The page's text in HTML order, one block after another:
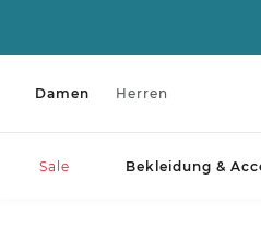
Damen Herren
Sale Bekleidung &